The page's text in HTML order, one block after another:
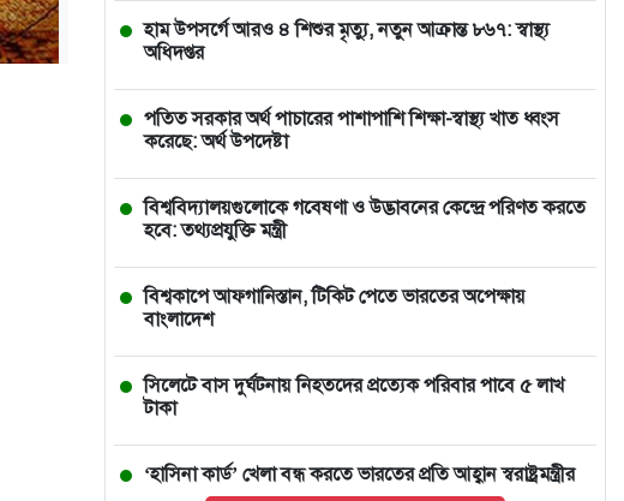
হাম উপসর্গে আরও ৪ শিশুর মৃত্যু, নতুন আক্রান্ত ৮৬৭: স্বাস্থ্য
অধিদপ্তর
পতিত সরকার অর্থ পাচারের পাশাপাশি শিক্ষা-স্বাস্থ্য খাত ধ্বংস
করেছে: অর্থ উপদেষ্টা
বিশ্ববিদ্যালয়গুলোকে গবেষণা ও উদ্ভাবনের কেন্দ্রে পরিণত করতে
হবে: তথ্যপ্রযুক্তি মন্ত্রী
বিশ্বকাপে আফগানিস্তান, টিকিট পেতে ভারতের অপেক্ষায়
বাংলাদেশ
সিলেটে বাস দুর্ঘটনায় নিহতদের প্রত্যেক পরিবার পাবে ৫ লাখ
টাকা
‘হাসিনা কার্ড’ খেলা বন্ধ করতে ভারতের প্রতি আহ্বান স্বরাষ্ট্রমন্ত্রীর